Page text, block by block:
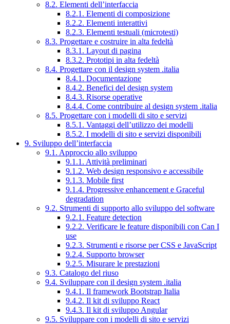
8.2. Elementi dell’interfaccia
8.2.1. Elementi di composizione
8.2.2. Elementi interattivi
8.2.3. Elementi testuali (microtesti)
8.3. Progettare e costruire in alta fedeltà
8.3.1. Layout di pagina
8.3.2. Prototipi in alta fedeltà
8.4. Progettare con il design system .italia
8.4.1. Documentazione
8.4.2. Benefici del design system
8.4.3. Risorse operative
8.4.4. Come contribuire al design system .italia
8.5. Progettare con i modelli di sito e servizi
8.5.1. Vantaggi dell’utilizzo dei modelli
8.5.2. I modelli di sito e servizi disponibili
9. Sviluppo dell’interfaccia
9.1. Approccio allo sviluppo
9.1.1. Attività preliminari
9.1.2. Web design responsivo e accessibile
9.1.3. Mobile first
9.1.4. Progressive enhancement e Graceful
degradation
9.2. Strumenti di supporto allo sviluppo del software
9.2.1. Feature detection
9.2.2. Verificare le feature disponibili con Can I
use
9.2.3. Strumenti e risorse per CSS e JavaScript
9.2.4. Supporto browser
9.2.5. Misurare le prestazioni
9.3. Catalogo del riuso
9.4. Sviluppare con il design system .italia
9.4.1. Il framework Bootstrap Italia
9.4.2. Il kit di sviluppo React
9.4.3. Il kit di sviluppo Angular
9.5. Sviluppare con i modelli di sito e servizi